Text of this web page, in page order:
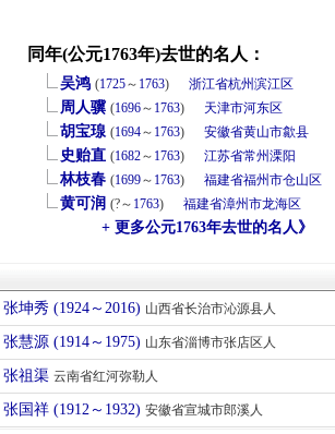
同年(公元1763年)去世的名人：
吴鸿 (1725～ 1763) 浙江省杭州滨江区
周人骥 (1696～ 1763) 天津市河东区
胡宝瑔 (1694～ 1763) 安徽省黄山市歙县
史贻直 (1682～ 1763) 江苏省常州溧阳
林枝春 (1699～ 1763) 福建省福州市仓山区
黄可润 (?～ 1763) 福建省漳州市龙海区
+ 更多公元1763年去世的名人》
张坤秀 (1924～2016) 山西省长治市沁源县人
张慧源 (1914～1975) 山东省淄博市张店区人
张祖渠 云南省红河弥勒人
张国祥 (1912～1932) 安徽省宣城市郎溪人